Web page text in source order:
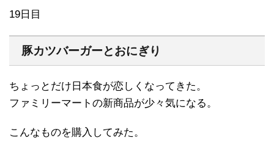
19日目
豚カツバーガーとおにぎり
ちょっとだけ日本食が恋しくなってきた。
ファミリーマートの新商品が少々気になる。
こんなものを購入してみた。